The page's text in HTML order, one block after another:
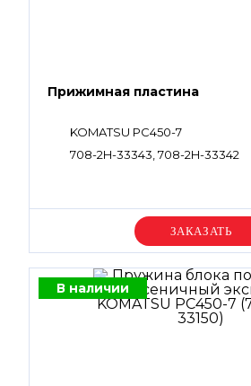
Прижимная пластина
KOMATSU PC450-7
708-2H-33343, 708-2H-33342
Уточняйте цену
В наличии